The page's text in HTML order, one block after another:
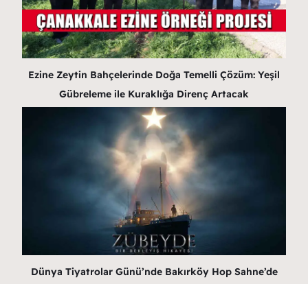
Ezine Zeytin Bahçelerinde Doğa Temelli Çözüm: Yeşil
Gübreleme ile Kuraklığa Direnç Artacak
Dünya Tiyatrolar Günü’nde Bakırköy Hop Sahne’de